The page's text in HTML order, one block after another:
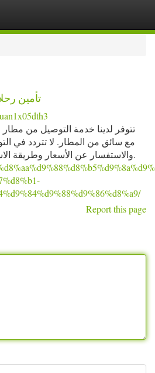
تأمين
تتوفر لدينا خدمة التوصيل من مطار
مع سائق من المطار. لا تتردد في
والاستفسار عن الأسعار وطريقة الاستئجار المسبق أو التوصيل.
Report this page